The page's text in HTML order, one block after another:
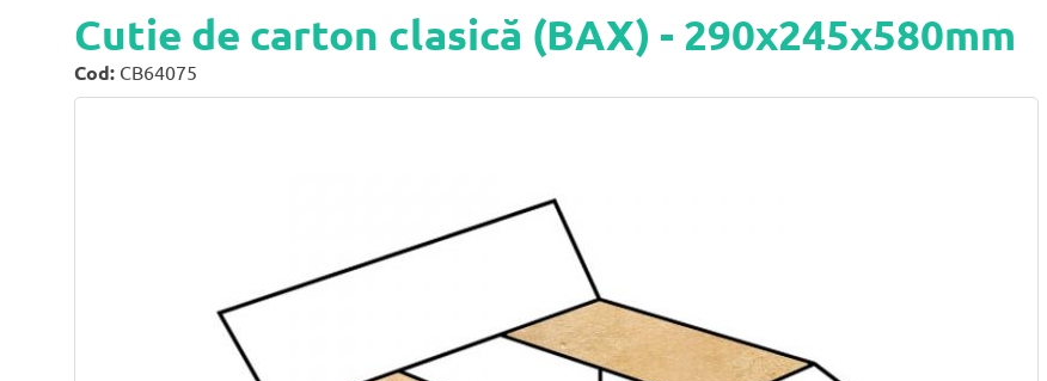
Cutie de carton clasică (BAX) - 290x245x580mm
Cod: CB64075